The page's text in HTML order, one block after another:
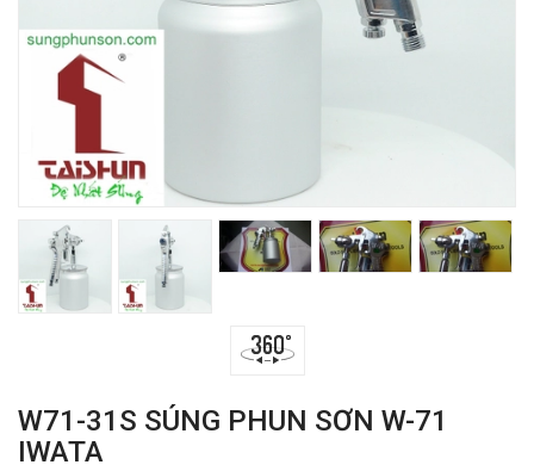
W71-31S SÚNG PHUN SƠN W-71
IWATA